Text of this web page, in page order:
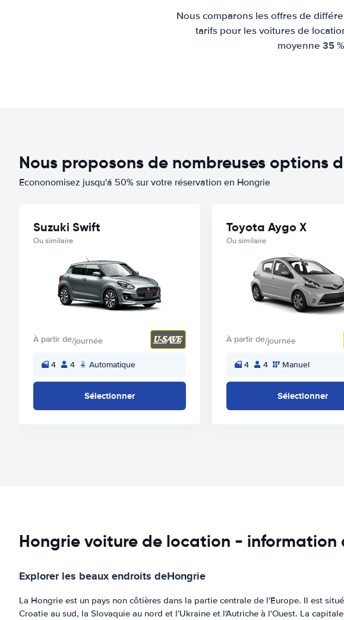
Nous comparons les offres de
tarifs pour les voitures de
moyenne 35
Nous proposons de nombreuses options
Econonomisez jusqu'á 50% sur votre réservation en Hongrie
Suzuki Swift
Ou similaire
À partir de/journée
4 4 Automatique
Sélectionner
Toyota Aygo X
Ou similaire
À partir de/journée
4 4 Manuel
Sélectionner
Hongrie voiture de location - information
Explorer les beaux endroits deHongrie
La Hongrie est un pays non côtières dans la partie centrale de l'Europe. Il est
Croatie au sud, la Slovaquie au nord et l'Ukraine et l'Autriche à l'Ouest. La